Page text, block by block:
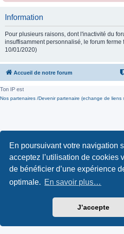
En poursuivant votre navigation
acceptez l’utilisation de cookies
de bénéficier d’une expérience
optimale. En savoir plus…
J’accepte
Information
Pour plusieurs raisons, dont l'inactivité du
insuffisamment personnalisé, le forum
10/01/2020)
Accueil de notre forum
Ton IP est
Nos partenaires /Devenir partenaire (echange de liens